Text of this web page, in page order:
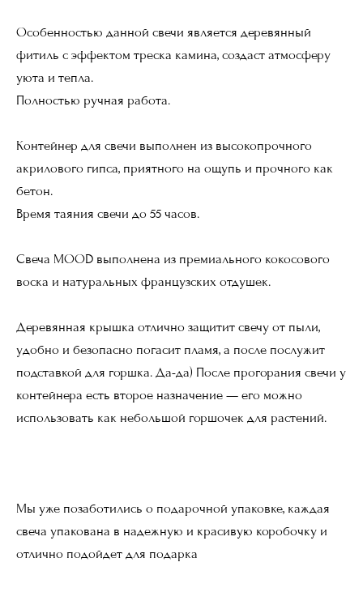
Особенностью данной свечи является деревянный
фитиль с эффектом треска камина, создаст атмосферу
уюта и тепла.
Полностью ручная работа.
Контейнер для свечи выполнен из высокопрочного
акрилового гипса, приятного на ощупь и прочного как
бетон.
Время таяния свечи до 55 часов.
Свеча MOOD выполнена из премиального кокосового
воска и натуральных французских отдушек.
Деревянная крышка отлично защитит свечу от пыли,
удобно и безопасно погасит пламя, а после послужит
подставкой для горшка. Да-да) ​После прогорания свечи у
контейнера есть второе назначение — его можно
использовать как небольшой горшочек для растений.
Мы уже позаботились о подарочной упаковке, каждая
свеча упакована в надежную и красивую коробочку и
отлично подойдет для подарка